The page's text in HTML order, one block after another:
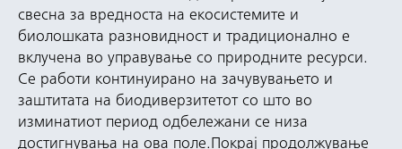
свесна за вредноста на екосистемите и
биолошката разновидност и традиционално е
вклучена во управување со природните ресурси.
Се работи континуирано на зачувувањето и
заштитата на биодиверзитетот со што во
изминатиот период одбележани се низа
достигнувања на ова поле.Покрај продолжување